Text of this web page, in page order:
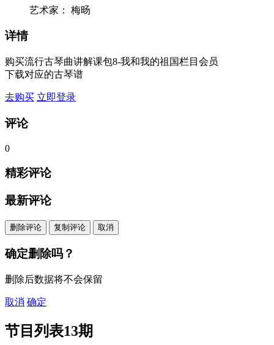
艺术家： 梅旸
详情
购买流行古琴曲讲解课包8-我和我的祖国栏目会员
下载对应的古琴谱
去购买 立即登录
评论
0
精彩评论
最新评论
删除评论 复制评论 取消
确定删除吗？
删除后数据将不会保留
取消 确定
节目列表13期